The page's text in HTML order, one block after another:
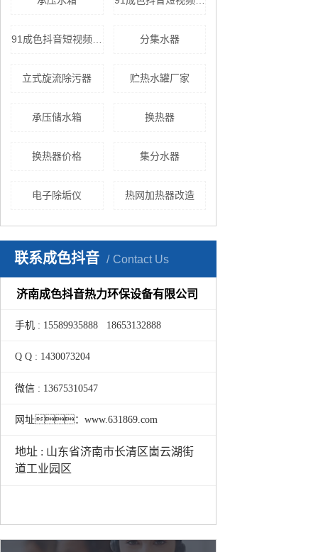
分集水器
立式旋流除污器 贮热水罐厂家
承压储水箱 换热器
换热器价格 集分水器
电子除垢仪 热网加热器改造
联系成色抖音 Contact Us
济南成色抖音热力环保设备有限公司
手机 : 15589935888 18653132888
Q Q : 1430073204
微信 : 13675310547
网址：www.631869.com
地址 : 山东省济南市长清区崮云湖街
道工业园区